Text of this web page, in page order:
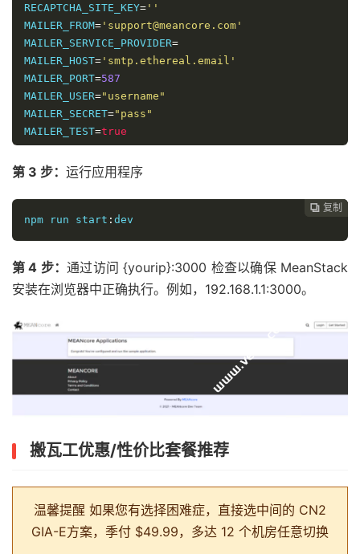
RECAPTCHA_SITE_KEY= ''
MAILER_FROM= 'support@meancore.com'
MAILER_SERVICE_PROVIDER=
MAILER_HOST= 'smtp.ethereal.email'
MAILER_PORT=587
MAILER_USER="username"
MAILER_SECRET="pass"
MAILER_TEST=true
第 3 步： 运行应用程序
 复制
 复制
 复制
npm run start : dev
第 4 步：通过访问 {yourip}:3000 检查以确保 MeanStack
安装在浏览器中正确执行。例如，192.168.1.1:3000。
搬瓦工优惠/性价比套餐推荐
温馨提醒 如果您有选择困难症，直接选中间的 CN2
GIA-E方案，季付 $49.99，多达 12 个机房任意切换